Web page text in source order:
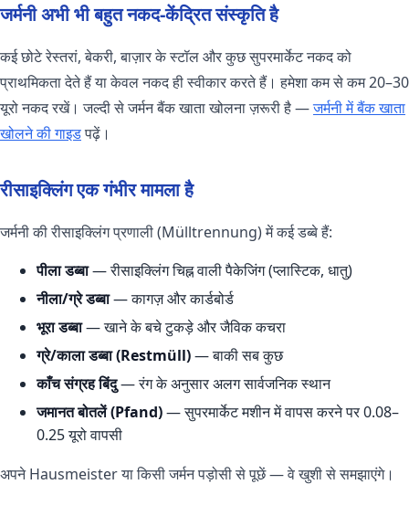
जर्मनी अभी भी बहुत नकद-केंद्रित संस्कृति है
कई छोटे रेस्तरां, बेकरी, बाज़ार के स्टॉल और कुछ सुपरमार्केट नकद को
प्राथमिकता देते हैं या केवल नकद ही स्वीकार करते हैं। हमेशा कम से कम 20–30
यूरो नकद रखें। जल्दी से जर्मन बैंक खाता खोलना ज़रूरी है —जर्मनी में बैंक खाता
खोलने की गाइडपढ़ें।
रीसाइक्लिंग एक गंभीर मामला है
जर्मनी की रीसाइक्लिंग प्रणाली (Mülltrennung) में कई डब्बे हैं:
पीला डब्बा— रीसाइक्लिंग चिह्न वाली पैकेजिंग (प्लास्टिक, धातु)
नीला/ग्रे डब्बा— कागज़ और कार्डबोर्ड
भूरा डब्बा— खाने के बचे टुकड़े और जैविक कचरा
ग्रे/काला डब्बा (Restmüll)— बाकी सब कुछ
काँच संग्रह बिंदु— रंग के अनुसार अलग सार्वजनिक स्थान
जमानत बोतलें (Pfand)— सुपरमार्केट मशीन में वापस करने पर 0.08–
0.25 यूरो वापसी
अपने Hausmeister या किसी जर्मन पड़ोसी से पूछें — वे खुशी से समझाएंगे।